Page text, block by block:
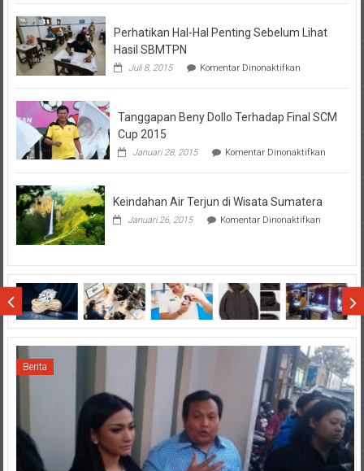
Perhatikan Hal-Hal Penting Sebelum Lihat
Hasil SBMTPN
Juli 8, 2015 Komentar Dinonaktifkanpada
Hal-
Penting
Hasil
Tanggapan Beny Dollo Terhadap Final SCM
Cup 2015
Januari 28, 2015 Komentar Dinonaktifkanpada
Beny
Keindahan Air Terjun di Wisata Sumatera
Januari 26, 2015 Komentar Dinonaktifkanpada
di
Wisata
Sumatera
Berita